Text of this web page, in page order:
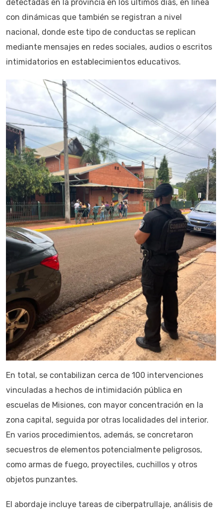
detectadas en la provincia en los últimos días, en línea
con dinámicas que también se registran a nivel
nacional, donde este tipo de conductas se replican
mediante mensajes en redes sociales, audios o escritos
intimidatorios en establecimientos educativos.
En total, se contabilizan cerca de 100 intervenciones
vinculadas a hechos de intimidación pública en
escuelas de Misiones, con mayor concentración en la
zona capital, seguida por otras localidades del interior.
En varios procedimientos, además, se concretaron
secuestros de elementos potencialmente peligrosos,
como armas de fuego, proyectiles, cuchillos y otros
objetos punzantes.
El abordaje incluye tareas de ciberpatrullaje, análisis de